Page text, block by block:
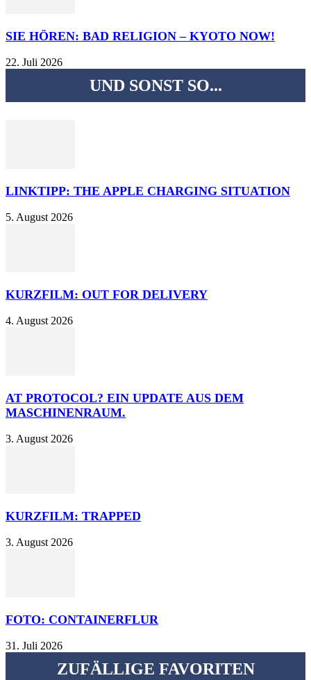
SIE HÖREN: BAD RELIGION – KYOTO NOW!
22. Juli 2026
UND SONST SO...
LINKTIPP: THE APPLE CHARGING SITUATION
5. August 2026
KURZFILM: OUT FOR DELIVERY
4. August 2026
AT PROTOCOL? EIN UPDATE AUS DEM
MASCHINENRAUM.
3. August 2026
KURZFILM: TRAPPED
3. August 2026
FOTO: CONTAINERFLUR
31. Juli 2026
ZUFÄLLIGE FAVORITEN